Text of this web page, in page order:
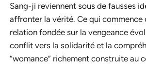
Sang-ji reviennent sous de fausses
affronter la vérité. Ce qui commence
relation fondée sur la vengeance
conflit vers la solidarité et la
“womance” richement construite au